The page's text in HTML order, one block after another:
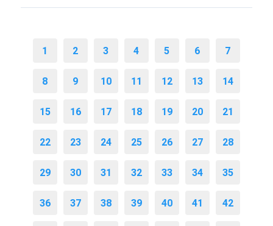
1 2 3 4 5 6 7
8 9 10 11 12 13 14
15 16 17 18 19 20 21
22 23 24 25 26 27 28
29 30 31 32 33 34 35
36 37 38 39 40 41 42